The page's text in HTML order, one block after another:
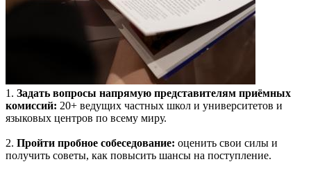
1. Задать вопросы напрямую представителям приёмных
комиссий: 20+ ведущих частных школ и университетов и
языковых центров по всему миру.
2. Пройти пробное собеседование: оценить свои силы и
получить советы, как повысить шансы на поступление.